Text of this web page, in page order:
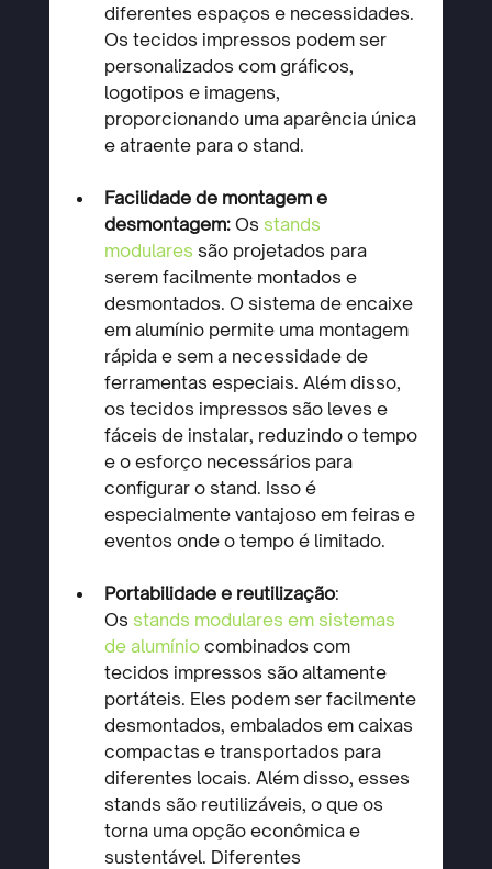
diferentes espaços e necessidades.
Os tecidos impressos podem ser
personalizados com gráficos,
logotipos e imagens,
proporcionando uma aparência única
e atraente para o stand.
Facilidade de montagem e
desmontagem: Os stands
modulares são projetados para
serem facilmente montados e
desmontados. O sistema de encaixe
em alumínio permite uma montagem
rápida e sem a necessidade de
ferramentas especiais. Além disso,
os tecidos impressos são leves e
fáceis de instalar, reduzindo o tempo
e o esforço necessários para
configurar o stand. Isso é
especialmente vantajoso em feiras e
eventos onde o tempo é limitado.
Portabilidade e reutilização:
Os stands modulares em sistemas
de alumínio combinados com
tecidos impressos são altamente
portáteis. Eles podem ser facilmente
desmontados, embalados em caixas
compactas e transportados para
diferentes locais. Além disso, esses
stands são reutilizáveis, o que os
torna uma opção econômica e
sustentável. Diferentes